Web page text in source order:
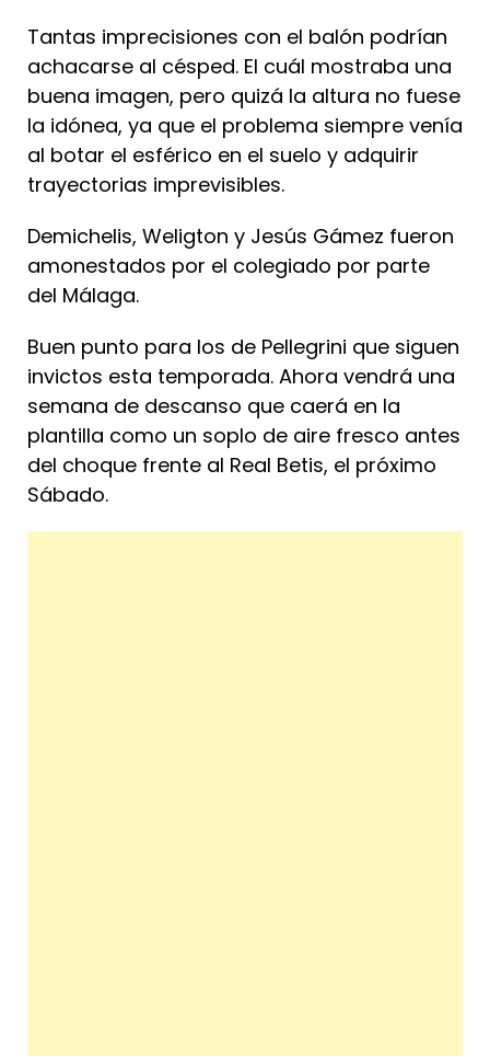
Tantas imprecisiones con el balón podrían
achacarse al césped. El cuál mostraba una
buena imagen, pero quizá la altura no fuese
la idónea, ya que el problema siempre venía
al botar el esférico en el suelo y adquirir
trayectorias imprevisibles.
Demichelis, Weligton y Jesús Gámez fueron
amonestados por el colegiado por parte
del Málaga.
Buen punto para los de Pellegrini que siguen
invictos esta temporada. Ahora vendrá una
semana de descanso que caerá en la
plantilla como un soplo de aire fresco antes
del choque frente al Real Betis, el próximo
Sábado.